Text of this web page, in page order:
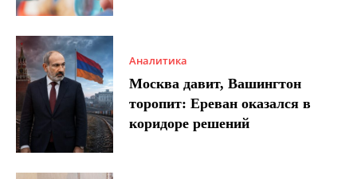
Аналитика
Москва давит, Вашингтон
торопит: Ереван оказался в
коридоре решений